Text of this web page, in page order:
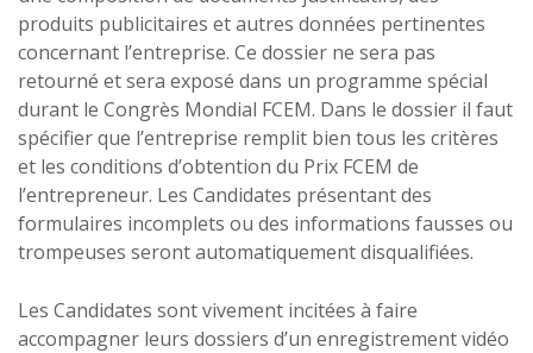
produits publicitaires et autres données pertinentes
concernant l’entreprise. Ce dossier ne sera pas
retourné et sera exposé dans un programme spécial
durant le Congrès Mondial FCEM. Dans le dossier il faut
spécifier que l’entreprise remplit bien tous les critères
et les conditions d’obtention du Prix FCEM de
l’entrepreneur. Les Candidates présentant des
formulaires incomplets ou des informations fausses ou
trompeuses seront automatiquement disqualifiées.
Les Candidates sont vivement incitées à faire
accompagner leurs dossiers d’un enregistrement vidéo